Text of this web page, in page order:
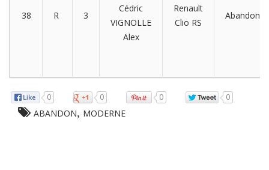
38 R 3
Cédric
VIGNOLLE
Alex
Renault
Clio RS
Abandon
0 0 0 0
ABANDON, MODERNE